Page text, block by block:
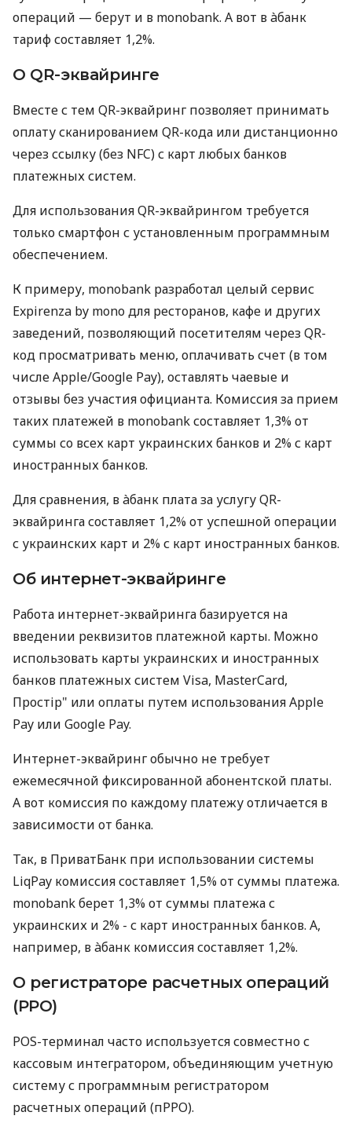
операций — берут и в monobank. А вот в àбанк
тариф составляет 1,2%.
О QR-эквайринге
Вместе с тем QR-эквайринг позволяет принимать
оплату сканированием QR-кода или дистанционно
через ссылку (без NFC) с карт любых банков
платежных систем.
Для использования QR-эквайрингом требуется
только смартфон с установленным программным
обеспечением.
К примеру, monobank разработал целый сервис
Expirenza by mono для ресторанов, кафе и других
заведений, позволяющий посетителям через QR-
код просматривать меню, оплачивать счет (в том
числе Apple/Google Pay), оставлять чаевые и
отзывы без участия официанта. Комиссия за прием
таких платежей в monobank составляет 1,3% от
суммы со всех карт украинских банков и 2% с карт
иностранных банков.
Для сравнения, в àбанк плата за услугу QR-
эквайринга составляет 1,2% от успешной операции
с украинских карт и 2% с карт иностранных банков.
Об интернет-эквайринге
Работа интернет-эквайринга базируется на
введении реквизитов платежной карты. Можно
использовать карты украинских и иностранных
банков платежных систем Visa, MasterCard,
Простір" или оплаты путем использования Apple
Pay или Google Pay.
Интернет-эквайринг обычно не требует
ежемесячной фиксированной абонентской платы.
А вот комиссия по каждому платежу отличается в
зависимости от банка.
Так, в ПриватБанк при использовании системы
LiqPay комиссия составляет 1,5% от суммы платежа.
monobank берет 1,3% от суммы платежа с
украинских и 2% - с карт иностранных банков. А,
например, в àбанк комиссия составляет 1,2%.
О регистраторе расчетных операций
(РРО)
POS-терминал часто используется совместно с
кассовым интегратором, объединяющим учетную
систему с программным регистратором
расчетных операций (пРРО).